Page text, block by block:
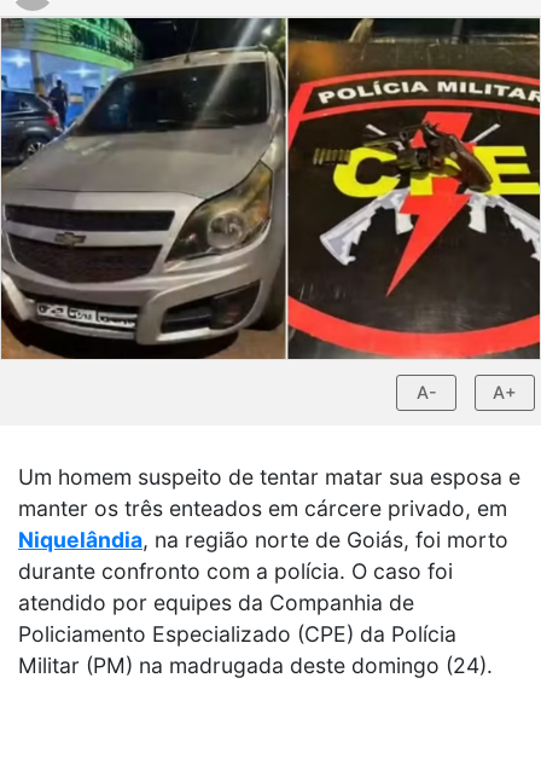
A- A+
Um homem suspeito de tentar matar sua esposa e
manter os três enteados em cárcere privado, em
Niquelândia, na região norte de Goiás, foi morto
durante confronto com a polícia. O caso foi
atendido por equipes da Companhia de
Policiamento Especializado (CPE) da Polícia
Militar (PM) na madrugada deste domingo (24).